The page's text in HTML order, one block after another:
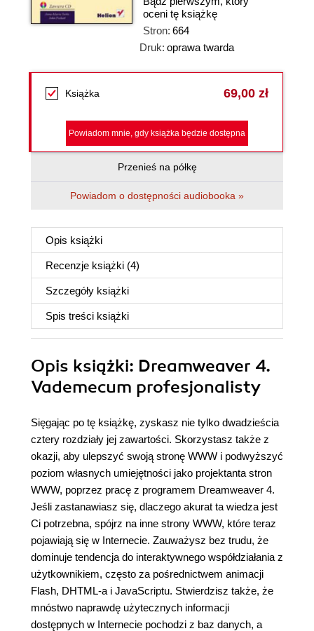
oceni tę książkę
Stron: 664
Druk: oprawa twarda
Książka 69,00 zł
Powiadom mnie, gdy książka będzie dostępna
Przenieś na półkę
Powiadom o dostępności audiobooka »
Opis książki
Recenzje książki (4)
Szczegóły książki
Spis treści książki
Opis książki: Dreamweaver 4.
Vademecum profesjonalisty
Sięgając po tę książkę, zyskasz nie tylko dwadzieścia
cztery rozdziały jej zawartości. Skorzystasz także z
okazji, aby ulepszyć swoją stronę WWW i podwyższyć
poziom własnych umiejętności jako projektanta stron
WWW, poprzez pracę z programem Dreamweaver 4.
Jeśli zastanawiasz się, dlaczego akurat ta wiedza jest
Ci potrzebna, spójrz na inne strony WWW, które teraz
pojawiają się w Internecie. Zauważysz bez trudu, że
dominuje tendencja do interaktywnego współdziałania z
użytkownikiem, często za pośrednictwem animacji
Flash, DHTML-a i JavaScriptu. Stwierdzisz także, że
mnóstwo naprawdę użytecznych informacji
dostępnych w Internecie pochodzi z baz danych, a